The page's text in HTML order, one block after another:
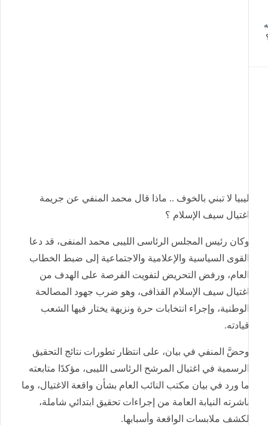
لا تبني بالخوف .. ماذا قال محمد المنفي عن جريمة
سيف الإسلام ؟
رئيس المجلس الرئاسى الليبى محمد المنفى، قد دعا
السياسية والإعلامية والاجتماعية إلى ضبط الخطاب
ورفض التحريض لتفويت الفرصة على الهدف من
سيف الإسلام القذافى، وهو ضرب جهود المصالحة
وإجراء انتخابات حرة ونزيهة يختار فيها الشعب
المنفي في بيان، على انتظار تطورات نتائج التحقيق
في اغتيال المرشح الرئاسى الليبى، مؤكدًا متابعته
ورد في بيان مكتب النائب العام بشأن واقعة الاغتيال، وما
النيابة العامة من إجراءات تحقيق ابتدائي شاملة،
ملابسات الواقعة وأسبابها.